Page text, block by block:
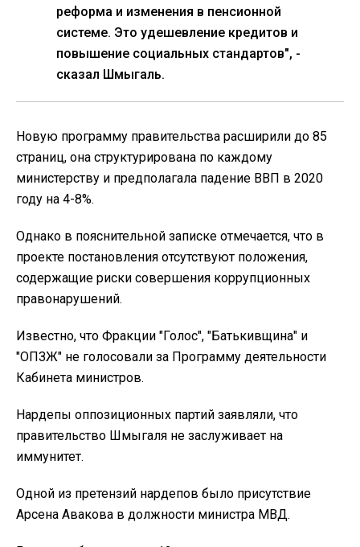
реформа и изменения в пенсионной
системе. Это удешевление кредитов и
повышение социальных стандартов", -
сказал Шмыгаль.
Новую программу правительства расширили до 85
страниц, она структурирована по каждому
министерству и предполагала падение ВВП в 2020
году на 4-8%.
Однако в пояснительной записке отмечается, что в
проекте постановления отсутствуют положения,
содержащие риски совершения коррупционных
правонарушений.
Известно, что Фракции "Голос", "Батькивщина" и
"ОПЗЖ" не голосовали за Программу деятельности
Кабинета министров.
Нардепы оппозиционных партий заявляли, что
правительство Шмыгаля не заслуживает на
иммунитет.
Одной из претензий нардепов было присутствие
Арсена Авакова в должности министра МВД.